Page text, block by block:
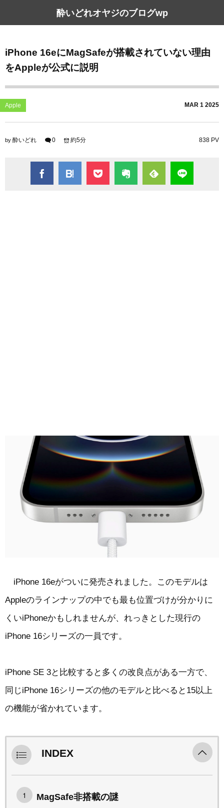
酔いどれオヤジのブログwp
iPhone 16eにMagSafeが搭載されていない理由
をAppleが公式に説明
Apple MAR 1 2025
by 酔いどれ 0 838 PV
約5分
iPhone 16eがついに発売されました。このモデルは
Appleのラインナップの中でも最も位置づけが分かりに
くいiPhoneかもしれませんが、れっきとした現行の
iPhone 16シリーズの一員です。
iPhone SE 3と比較すると多くの改良点がある一方で、
同じiPhone 16シリーズの他のモデルと比べると15以上
の機能が省かれています。
INDEX
MagSafe非搭載の謎